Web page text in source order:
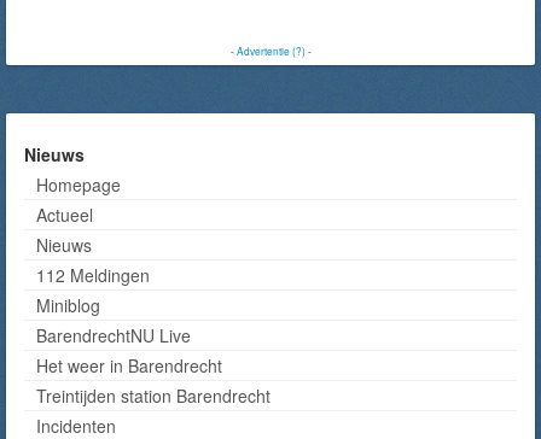
-Advertentie (?)-
Nieuws
Homepage
Actueel
Nieuws
112 Meldingen
Miniblog
BarendrechtNU Live
Het weer in Barendrecht
Treintijden station Barendrecht
Incidenten